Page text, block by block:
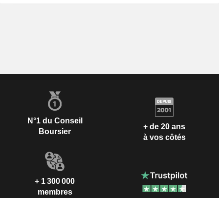
N°1 du Conseil
Boursier
+ de 20 ans
à vos côtés
+ 1 300 000
membres